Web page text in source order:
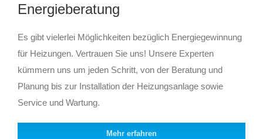
Energieberatung
Es gibt vielerlei Möglichkeiten bezüglich Energiegewinnung
für Heizungen. Vertrauen Sie uns! Unsere Experten
kümmern uns um jeden Schritt, von der Beratung und
Planung bis zur Installation der Heizungsanlage sowie
Service und Wartung.
Mehr erfahren